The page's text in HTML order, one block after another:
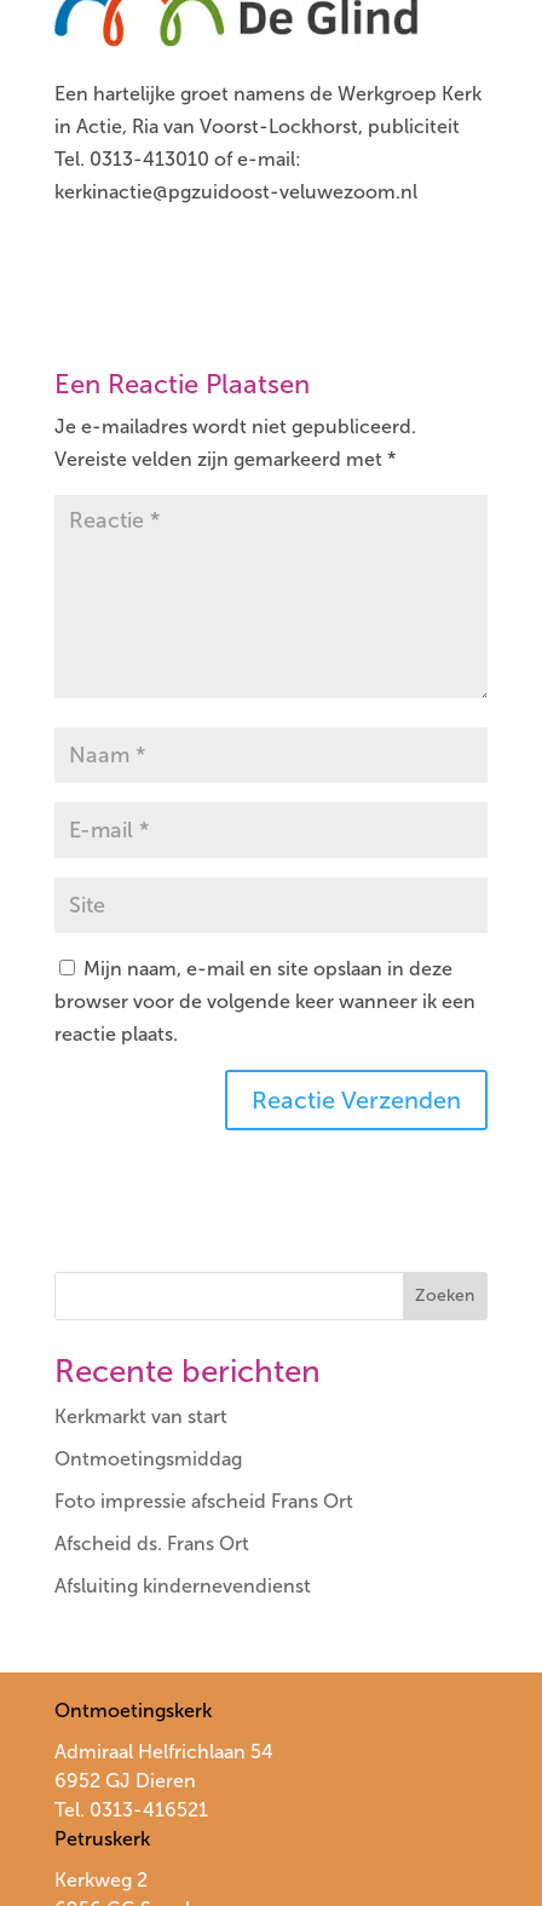
Een hartelijke groet namens de Werkgroep Kerk
in Actie, Ria van Voorst-Lockhorst, publiciteit
Tel. 0313-413010 of e-mail:
kerkinactie@pgzuidoost-veluwezoom.nl
Een Reactie Plaatsen
Je e-mailadres wordt niet gepubliceerd.
Vereiste velden zijn gemarkeerd met *
Mijn naam, e-mail en site opslaan in deze
browser voor de volgende keer wanneer ik een
reactie plaats.
Zoeken
Recente berichten
Kerkmarkt van start
Ontmoetingsmiddag
Foto impressie afscheid Frans Ort
Afscheid ds. Frans Ort
Afsluiting kindernevendienst
Ontmoetingskerk
Admiraal Helfrichlaan 54
6952 GJ Dieren
Tel. 0313-416521
Petruskerk
Kerkweg 2